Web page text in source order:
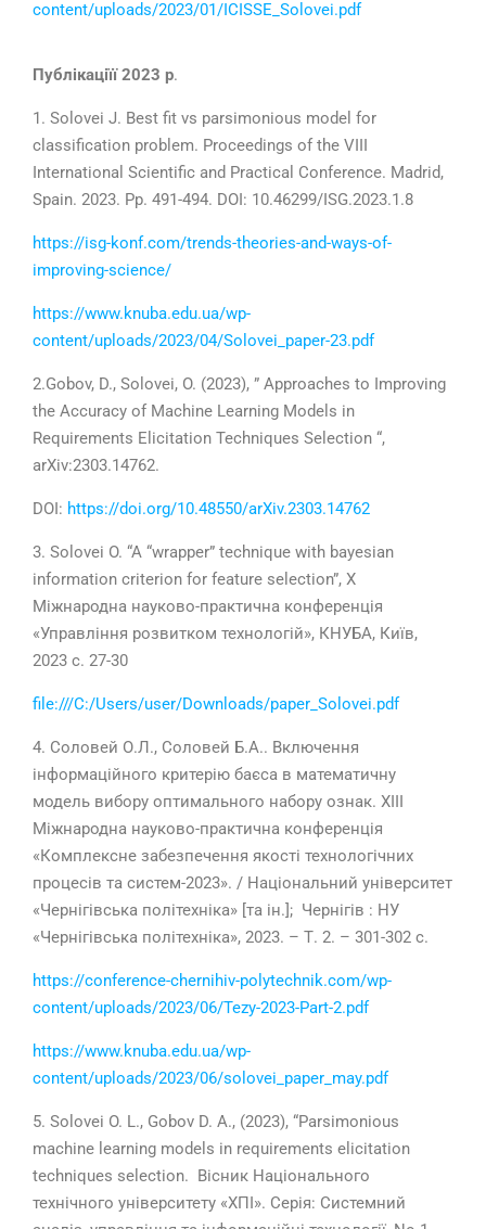
content/uploads/2023/01/ICISSE_Solovei.pdf
Публікаціїї 2023 р.
1. Solovei J. Best fit vs parsimonious model for
classification problem. Proceedings of the VIII
International Scientific and Practical Conference. Madrid,
Spain. 2023. Pp. 491-494. DOI: 10.46299/ISG.2023.1.8
https://isg-konf.com/trends-theories-and-ways-of-
improving-science/
https://www.knuba.edu.ua/wp-
content/uploads/2023/04/Solovei_paper-23.pdf
2.Gobov, D., Solovei, O. (2023), ” Approaches to Improving
the Accuracy of Machine Learning Models in
Requirements Elicitation Techniques Selection “,
arXiv:2303.14762.
DOI: https://doi.org/10.48550/arXiv.2303.14762
3. Solovei O. “A “wrapper” technique with bayesian
information criterion for feature selection”, Х
Міжнародна науково-практична конференція
«Управління розвитком технологій», КНУБА, Київ,
2023 с. 27-30
file:///C:/Users/user/Downloads/paper_Solovei.pdf
4. Соловей О.Л., Соловей Б.А.. Включення
інформаційного критерію баєса в математичну
модель вибору оптимального набору ознак. ХІІІ
Міжнародна науково-практична конференція
«Комплексне забезпечення якості технологічних
процесів та систем-2023». / Національний університет
«Чернігівська політехніка» [та ін.]; Чернігів : НУ
«Чернігівська політехніка», 2023. – Т. 2. – 301-302 с.
https://conference-chernihiv-polytechnik.com/wp-
content/uploads/2023/06/Tezy-2023-Part-2.pdf
https://www.knuba.edu.ua/wp-
content/uploads/2023/06/solovei_paper_may.pdf
5. Solovei O. L., Gobov D. A., (2023), “Parsimonious
machine learning models in requirements elicitation
techniques selection.
Вісник Національного
технічного університету «ХПІ». Серія: Системний